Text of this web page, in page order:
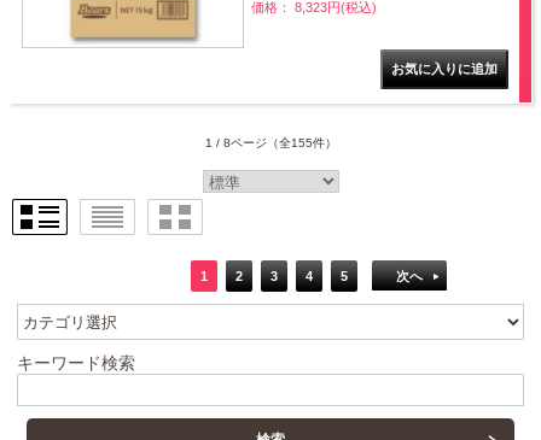
価格： 8,323円(税込)
1 / 8ページ （全155件）
1 2 3 4 5 次へ
キーワード検索